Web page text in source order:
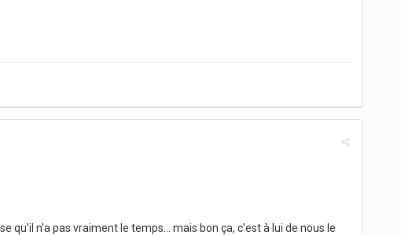
n’a pas vraiment le temps... mais bon ça, c'est à lui de nous le